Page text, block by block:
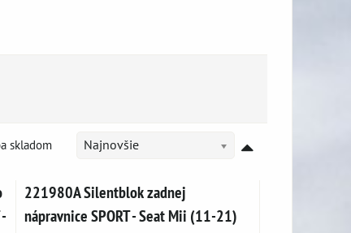
Najnovšie
skladom
221980A Silentblok zadnej
nápravnice SPORT - Seat Mii (11-21)